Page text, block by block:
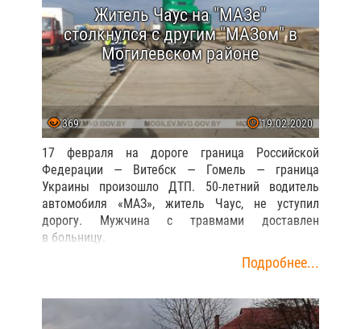
Житель Чаус на "МАЗе"
столкнулся с другим "МАЗом" в
Могилевском районе
369 19.02.2020
17 февраля на дороге граница Российской
Федерации — Витебск — Гомель — граница
Украины произошло ДТП. 50-летний водитель
автомобиля «МАЗ», житель Чаус, не уступил
дорогу. Мужчина с травмами доставлен
в больницу.
Подробнее...